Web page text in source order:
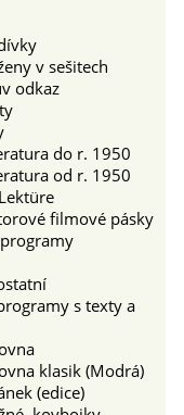
v sešitech
odkaz
do r. 1950
od r. 1950
filmové pásky
s texty a
klasik (Modrá)
(edice)